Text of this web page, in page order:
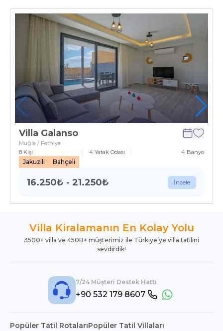
Villa Galanso
Muğla / Fethiye
8 Kişi 4 Yatak Odası 4 Banyo
Jakuzili Bahçeli
16.250₺ - 21.250₺ İncele
Villa Kiralamanın En Kolay Yolu
3500+ villa ve 450B+ müşterimiz ile Türkiye’ye villa tatilini
sevdirdik!
7/24 Müşteri Destek Hattı
+90 532 179 8607
Popüler Tatil RotalarıPopüler Tatil Villaları